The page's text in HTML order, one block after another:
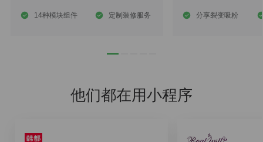
14种模块组件 定制装修服务 分享裂变吸粉
他们都在用小程序